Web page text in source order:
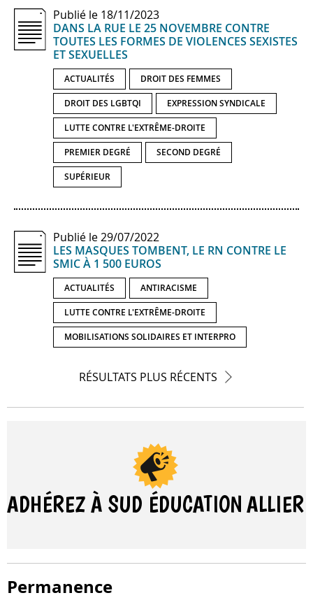
Publié le 18/11/2023
DANS LA RUE LE 25 NOVEMBRE CONTRE
TOUTES LES FORMES DE VIOLENCES SEXISTES
ET SEXUELLES
ACTUALITÉS DROIT DES FEMMES
DROIT DES LGBTQI EXPRESSION SYNDICALE
LUTTE CONTRE L'EXTRÊME-DROITE
PREMIER DEGRÉ SECOND DEGRÉ
SUPÉRIEUR
Publié le 29/07/2022
LES MASQUES TOMBENT, LE RN CONTRE LE
SMIC À 1 500 EUROS
ACTUALITÉS ANTIRACISME
LUTTE CONTRE L'EXTRÊME-DROITE
MOBILISATIONS SOLIDAIRES ET INTERPRO
Naviguer
parmi
RÉSULTATS PLUS RÉCENTS
ADHÉREZ À SUD ÉDUCATION ALLIER
Permanence